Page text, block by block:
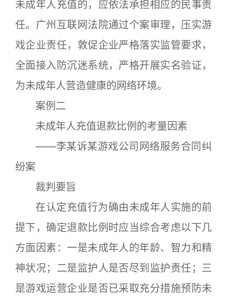
未成年人充值的，应依法承担相应的民事责
任。广州互联网法院通过个案审理，压实游
戏企业责任，敦促企业严格落实监管要求，
全面接入防沉迷系统，严格开展实名验证，
为未成年人营造健康的网络环境。
案例二
未成年人充值退款比例的考量因素
——李某诉某游戏公司网络服务合同纠
纷案
裁判要旨
在认定充值行为确由未成年人实施的前
提下，确定退款比例时应当综合考虑以下几
方面因素：一是未成年人的年龄、智力和精
神状况；二是监护人是否尽到监护责任；三
是游戏运营企业是否已采取充分措施预防未